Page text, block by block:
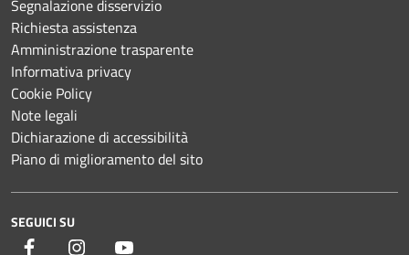
Segnalazione disservizio
Richiesta assistenza
Amministrazione trasparente
Informativa privacy
Cookie Policy
Note legali
Dichiarazione di accessibilità
Piano di miglioramento del sito
SEGUICI SU
Facebook Instagram